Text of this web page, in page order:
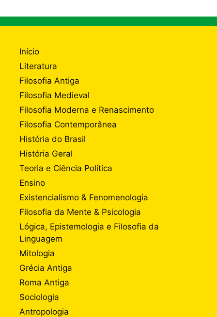
Início
Literatura
Filosofia Antiga
Filosofia Medieval
Filosofia Moderna e Renascimento
Filosofia Contemporânea
História do Brasil
História Geral
Teoria e Ciência Política
Ensino
Existencialismo & Fenomenologia
Filosofia da Mente & Psicologia
Lógica, Epistemologia e Filosofia da
Linguagem
Mitologia
Grécia Antiga
Roma Antiga
Sociologia
Antropologia